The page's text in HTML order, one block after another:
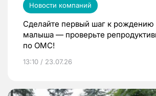
Новости компаний
Сделайте первый шаг к рождению
малыша — проверьте
по ОМС!
13:10 / 23.07.26